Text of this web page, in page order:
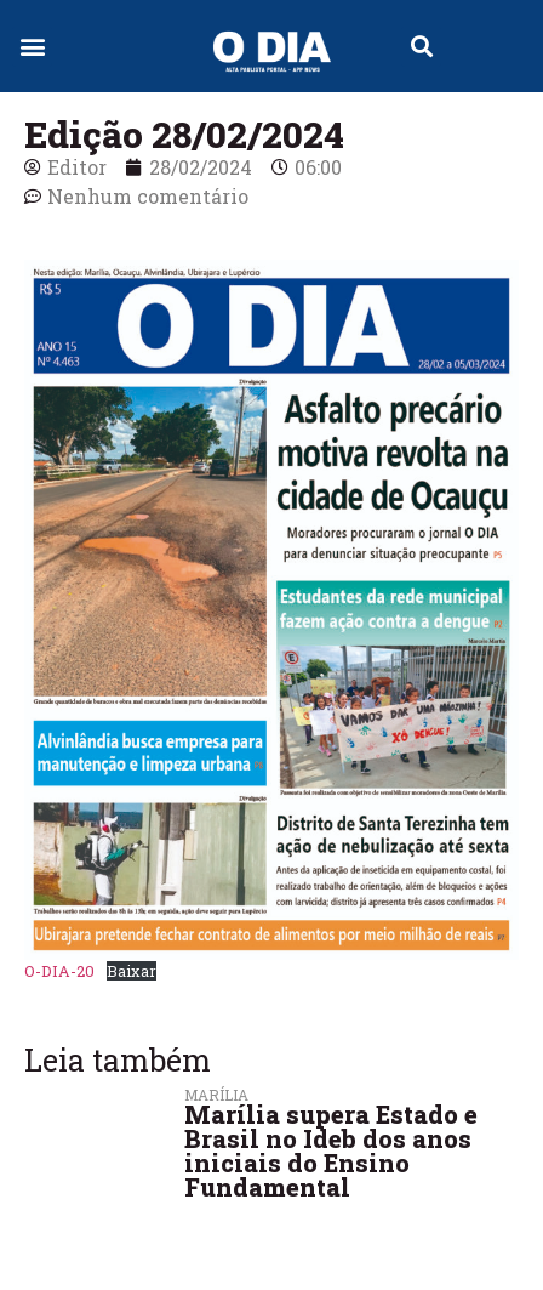
Edição 28/02/2024
Editor 28/02/2024
06:00
Nenhum comentário
O-DIA-20 Baixar
Leia também
MARÍLIA
Marília supera Estado e
Brasil no Ideb dos anos
iniciais do Ensino
Fundamental